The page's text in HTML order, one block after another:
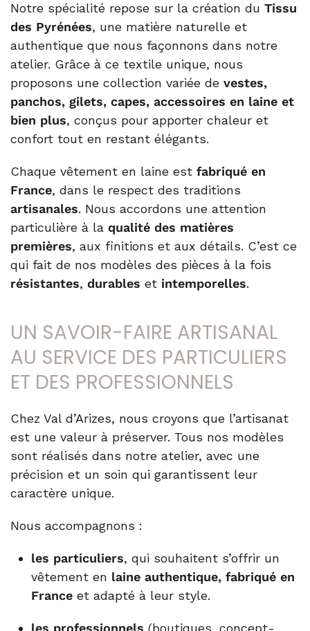
Notre spécialité repose sur la création du Tissu
des Pyrénées, une matière naturelle et
authentique que nous façonnons dans notre
atelier. Grâce à ce textile unique, nous
proposons une collection variée de vestes,
panchos, gilets, capes, accessoires en laine et
bien plus, conçus pour apporter chaleur et
confort tout en restant élégants.
Chaque vêtement en laine est fabriqué en
France, dans le respect des traditions
artisanales. Nous accordons une attention
particulière à la qualité des matières
premières, aux finitions et aux détails. C’est ce
qui fait de nos modèles des pièces à la fois
résistantes, durables et intemporelles.
UN SAVOIR-FAIRE ARTISANAL
AU SERVICE DES PARTICULIERS
ET DES PROFESSIONNELS
Chez Val d’Arizes, nous croyons que l’artisanat
est une valeur à préserver. Tous nos modèles
sont réalisés dans notre atelier, avec une
précision et un soin qui garantissent leur
caractère unique.
Nous accompagnons :
les particuliers, qui souhaitent s’offrir un
vêtement en laine authentique, fabriqué en
France et adapté à leur style.
les professionnels (boutiques, concept-